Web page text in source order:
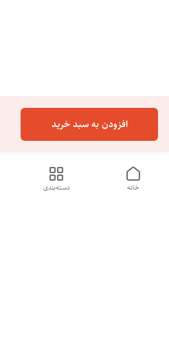
افزودن به سبد خرید
دسته‌بندی خانه